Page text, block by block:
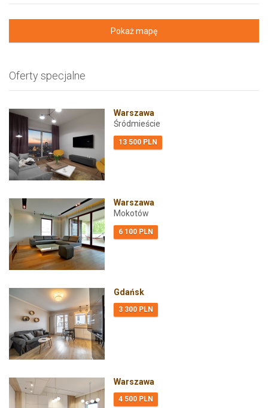
Pokaż mapę
Oferty specjalne
Warszawa
Śródmieście
13 500 PLN
Warszawa
Mokotów
6 100 PLN
Gdańsk
3 300 PLN
Warszawa
4 500 PLN